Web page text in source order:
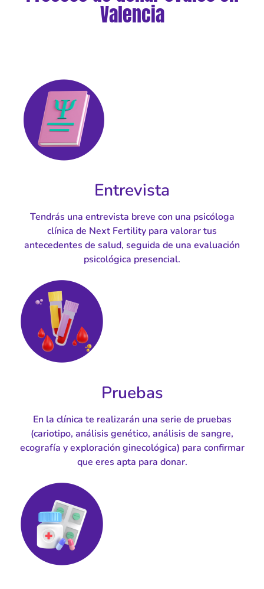
Valencia
Entrevista
Tendrás una entrevista breve con una psicóloga
clínica de Next Fertility para valorar tus
antecedentes de salud, seguida de una evaluación
psicológica presencial.
Pruebas
En la clínica te realizarán una serie de pruebas
(cariotipo, análisis genético, análisis de sangre,
ecografía y exploración ginecológica) para confirmar
que eres apta para donar.